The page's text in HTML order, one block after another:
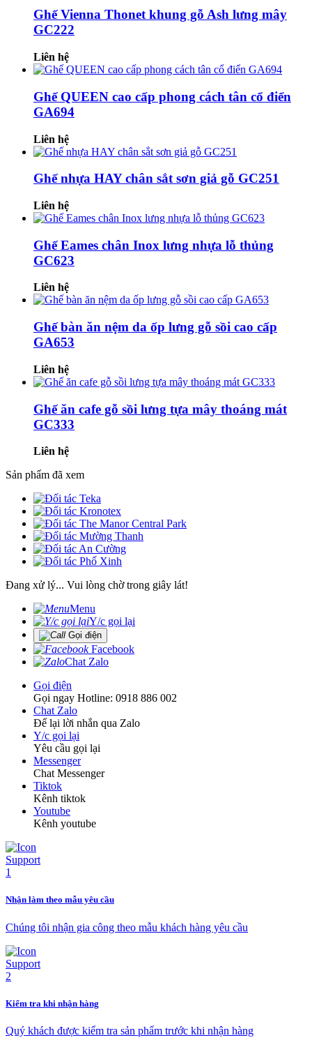
Ghế Vienna Thonet khung gỗ Ash lưng mây
GC222
Liên hệ
Ghế QUEEN cao cấp phong cách tân cổ điển
GA694
Liên hệ
Ghế nhựa HAY chân sắt sơn giả gỗ GC251
Liên hệ
Ghế Eames chân Inox lưng nhựa lỗ thủng
GC623
Liên hệ
Ghế bàn ăn nệm da ốp lưng gỗ sồi cao cấp
GA653
Liên hệ
Ghế ăn cafe gỗ sồi lưng tựa mây thoáng mát
GC333
Liên hệ
Sản phẩm đã xem
Đang xử lý... Vui lòng chờ trong giây lát!
Menu
Y/c gọi lại
Gọi điện
Facebook
Chat Zalo
Gọi điện
Gọi ngay Hotline: 0918 886 002
Chat Zalo
Để lại lời nhắn qua Zalo
Y/c gọi lại
Yêu cầu gọi lại
Messenger
Chat Messenger
Tiktok
Kênh tiktok
Youtube
Kênh youtube
Nhận làm theo mẫu yêu cầu
Chúng tôi nhận gia công theo mẫu khách hàng yêu cầu
Kiểm tra khi nhận hàng
Quý khách được kiểm tra sản phẩm trước khi nhận hàng